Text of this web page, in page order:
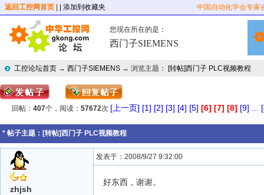
返回工控网首页 | 添加到收藏夹 中国自动化学会专家
您现在所在的是：
西门子SIEMENS
工控论坛首页 → 西门子SIEMENS → 浏览主题： [转帖]西门子 PLC视频教程
回帖： 407个，阅读： 57672次 [上一页] [1] [2] [3] [4] [5] [6] [7] [8] [9]
* 帖子主题： [转帖]西门子 PLC视频教程
zhjsh
发表于：2008/9/27 9:32:00
好东西，谢谢。